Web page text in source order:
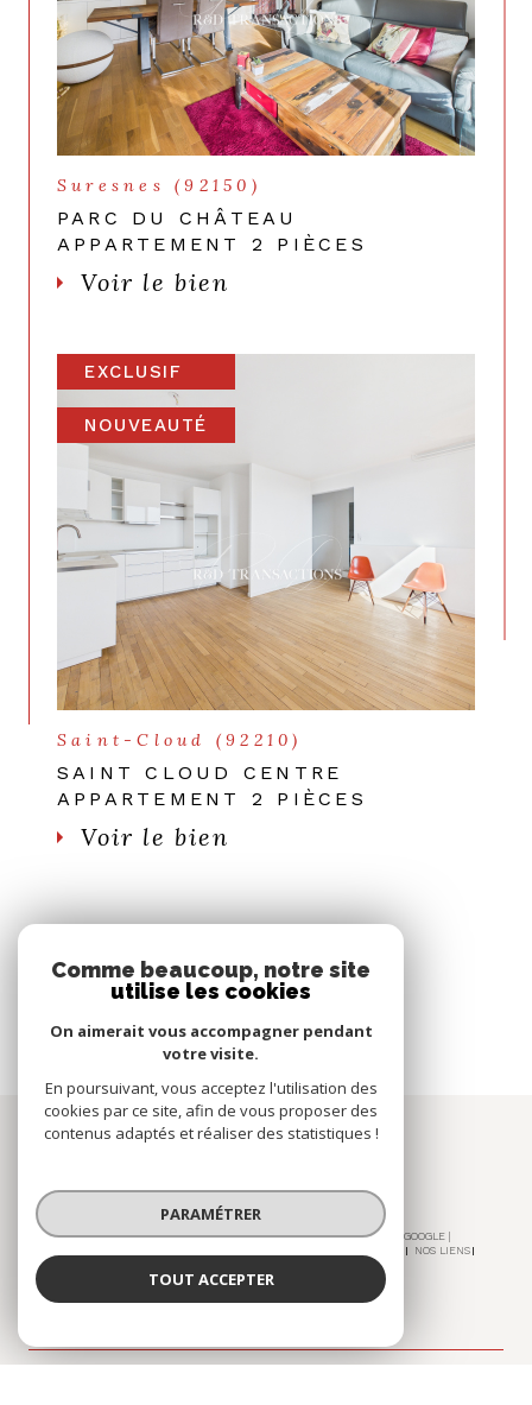
Suresnes (92150)
PARC DU CHÂTEAU
APPARTEMENT 2 PIÈCES
Voir le bien
EXCLUSIF
NOUVEAUTÉ
Saint-Cloud (92210)
SAINT CLOUD CENTRE
APPARTEMENT 2 PIÈCES
Voir le bien
Nous suivre sur
Espace
PROPRIÉTAIRE
se connecter
© 2026 | TOUS DROITS RÉSERVÉS | TRADUCTION POWERED BY GOOGLE |
NOS LIENS
Comme beaucoup, notre site
utilise les cookies
On aimerait vous accompagner pendant
votre visite.
En poursuivant, vous acceptez l'utilisation des
cookies par ce site, afin de vous proposer des
contenus adaptés et réaliser des statistiques !
PARAMÉTRER
TOUT ACCEPTER